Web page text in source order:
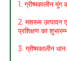
2. मशरूम उत्पादन एवं
3. ग्रीष्मकालीन
4. छत्तीसगढ़ बजट